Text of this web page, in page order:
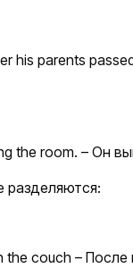
his parents
the room. – Он
разделяются:
couch –